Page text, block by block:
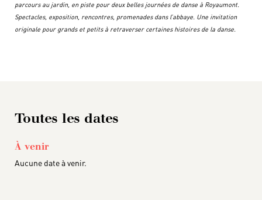
parcours au jardin, en piste pour deux belles journées de danse à Royaumont.
Spectacles, exposition, rencontres, promenades dans l’abbaye. Une invitation
originale pour grands et petits à retraverser certaines histoires de la danse.
Toutes les dates
À venir
Aucune date à venir.